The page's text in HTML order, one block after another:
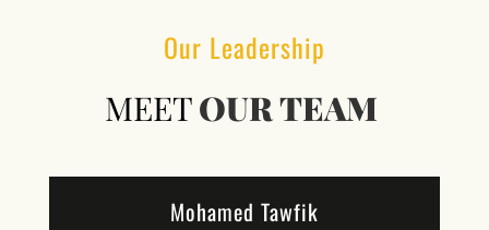
Our Leadership
MEETOUR TEAM
Mohamed Tawfik